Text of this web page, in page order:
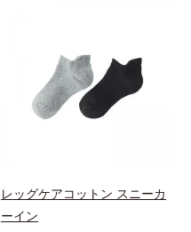
ンチフォリアバラ花エキス、カミツ
レ花エキス
レッグケアコットン スニーカ
ーイン